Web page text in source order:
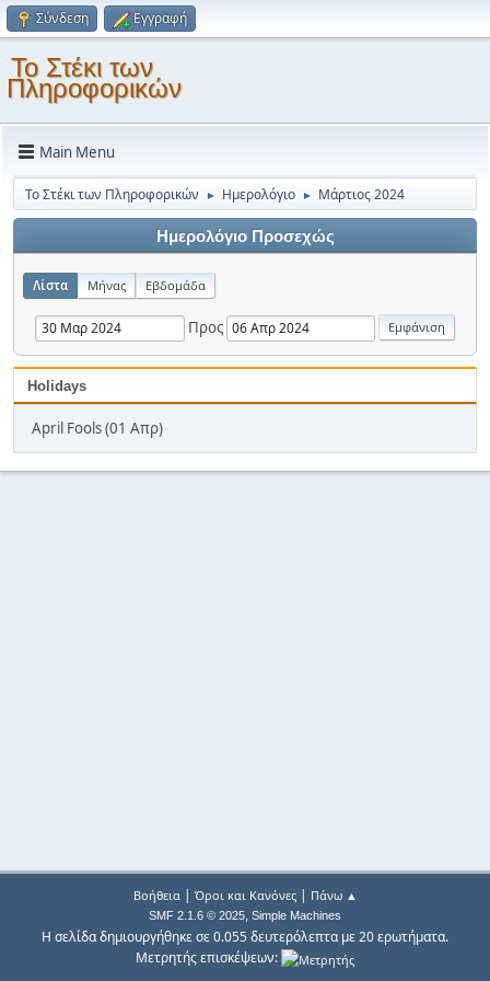
Σύνδεση Εγγραφή
Το Στέκι των
Πληροφορικών
Main Menu
Το Στέκι των Πληροφορικών ► Ημερολόγιο ► Μάρτιος 2024
Ημερολόγιο Προσεχώς
Λίστα Μήνας Εβδομάδα
Προς
Holidays
April Fools (01 Απρ)
Βοήθεια| Όροι και Κανόνες| Πάνω ▲
SMF 2.1.6 © 2025, Simple Machines
Η σελίδα δημιουργήθηκε σε 0.055 δευτερόλεπτα με 20 ερωτήματα.
Μετρητής επισκέψεων: